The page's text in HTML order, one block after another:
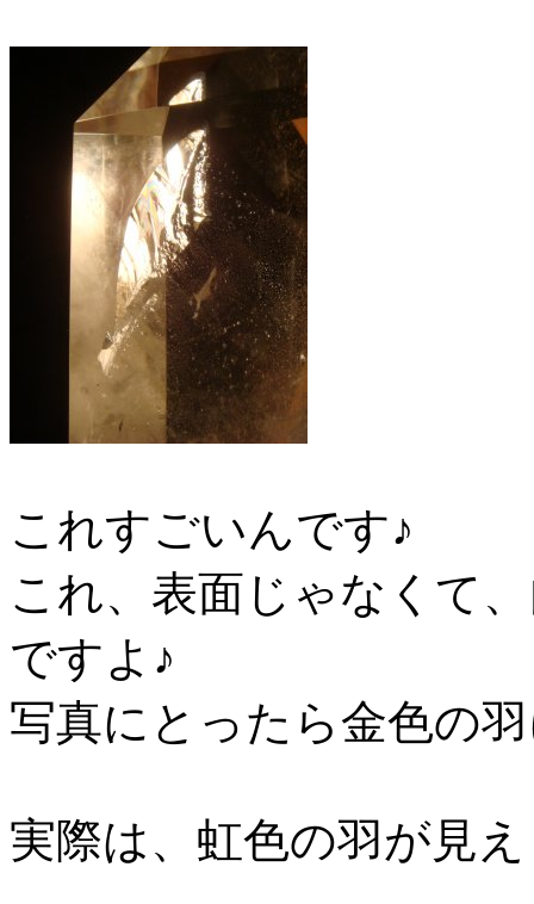
これすごいんです♪
これ、表面じゃなくて
ですよ♪
写真にとったら金色の
実際は、虹色の羽が見